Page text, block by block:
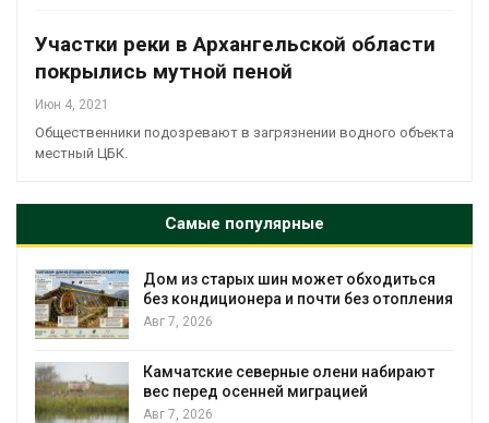
Участки реки в Архангельской области
покрылись мутной пеной
Июн 4, 2021
Общественники подозревают в загрязнении водного объекта
местный ЦБК.
Самые популярные
Дом из старых шин может обходиться
без кондиционера и почти без отопления
Авг 7, 2026
Камчатские северные олени набирают
вес перед осенней миграцией
Авг 7, 2026